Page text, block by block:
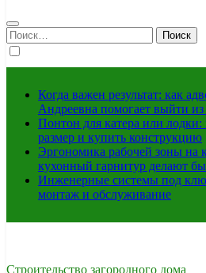
Найти:
Когда важен результат: как
Андреевна помогает выйти из
Понтон для катера или лодки:
размер и купить конструкцию
Эргономика рабочей зоны на
кухонный гарнитур делают
Инженерные системы под
монтаж и обслуживание
Строительство загородного дома